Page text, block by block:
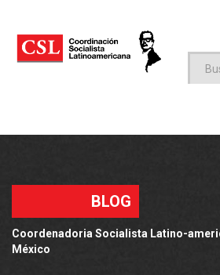
BLOG
Coordenadoria Socialista Latino-
México